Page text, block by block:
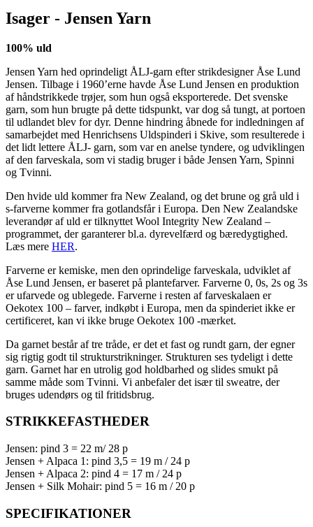
Isager - Jensen Yarn
100% uld
Jensen Yarn hed oprindeligt ÅLJ-garn efter strikdesigner Åse Lund
Jensen. Tilbage i 1960’erne havde Åse Lund Jensen en produktion
af håndstrikkede trøjer, som hun også eksporterede. Det svenske
garn, som hun brugte på dette tidspunkt, var dog så tungt, at portoen
til udlandet blev for dyr. Denne hindring åbnede for indledningen af
samarbejdet med Henrichsens Uldspinderi i Skive, som resulterede i
det lidt lettere ÅLJ- garn, som var en anelse tyndere, og udviklingen
af den farveskala, som vi stadig bruger i både Jensen Yarn, Spinni
og Tvinni.
Den hvide uld kommer fra New Zealand, og det brune og grå uld i
s-farverne kommer fra gotlandsfår i Europa. Den New Zealandske
leverandør af uld er tilknyttet Wool Integrity New Zealand –
programmet, der garanterer bl.a. dyrevelfærd og bæredygtighed.
Læs mere HER.
Farverne er kemiske, men den oprindelige farveskala, udviklet af
Åse Lund Jensen, er baseret på plantefarver. Farverne 0, 0s, 2s og 3s
er ufarvede og ublegede. Farverne i resten af farveskalaen er
Oekotex 100 – farver, indkøbt i Europa, men da spinderiet ikke er
certificeret, kan vi ikke bruge Oekotex 100 -mærket.
Da garnet består af tre tråde, er det et fast og rundt garn, der egner
sig rigtig godt til strukturstrikninger. Strukturen ses tydeligt i dette
garn. Garnet har en utrolig god holdbarhed og slides smukt på
samme måde som Tvinni. Vi anbefaler det især til sweatre, der
bruges udendørs og til fritidsbrug.
STRIKKEFASTHEDER
Jensen: pind 3 = 22 m/ 28 p
Jensen + Alpaca 1: pind 3,5 = 19 m / 24 p
Jensen + Alpaca 2: pind 4 = 17 m / 24 p
Jensen + Silk Mohair: pind 5 = 16 m / 20 p
SPECIFIKATIONER